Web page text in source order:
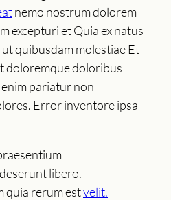
nemo nostrum dolorem
excepturi et Quia ex natus
quibusdam molestiae Et
doloremque doloribus
pariatur non
Error inventore ipsa
libero.
quia rerum estvelit.